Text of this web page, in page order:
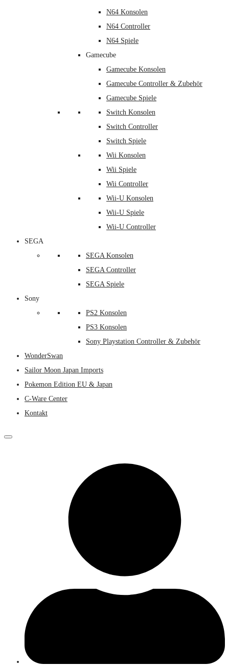
N64 Konsolen
N64 Controller
N64 Spiele
Gamecube
Gamecube Konsolen
Gamecube Controller & Zubehör
Gamecube Spiele
Switch Konsolen
Switch Controller
Switch Spiele
Wii Konsolen
Wii Spiele
Wii Controller
Wii-U Konsolen
Wii-U Spiele
Wii-U Controller
SEGA
SEGA Konsolen
SEGA Controller
SEGA Spiele
Sony
PS2 Konsolen
PS3 Konsolen
Sony Playstation Controller & Zubehör
WonderSwan
Sailor Moon Japan Imports
Pokemon Edition EU & Japan
C-Ware Center
Kontakt